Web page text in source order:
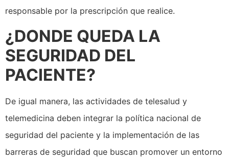
responsable por la prescripción que realice.
¿DONDE QUEDA LA
SEGURIDAD DEL
PACIENTE?
De igual manera, las actividades de telesalud y
telemedicina deben integrar la política nacional de
seguridad del paciente y la implementación de las
barreras de seguridad que buscan promover un entorno